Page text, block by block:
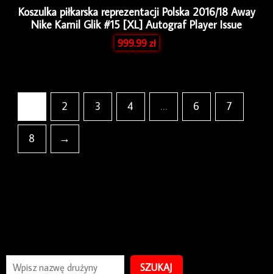
SZUKAJ
Koszulka piłkarska reprezentacji Polska 2016/18 Away
Nike Kamil Glik #15 [XL] Autograf Player Issue
999.99zł
2 3 4 … 6 7
8 →